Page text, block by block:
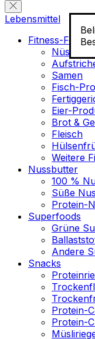
Lebensmittel
Fitness-Food
Nüsse
Samen
Fisch-
Eier-
Brot &
Fleisch
Weitere
Nussbutter
100 %
Süße
Protein-
Superfoods
Grüne
Andere
Snacks
Protein-
Protein-